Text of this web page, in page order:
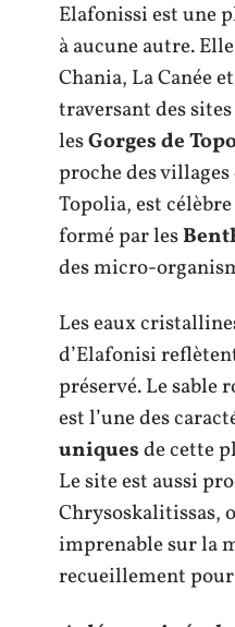
Elafonissi est une
à aucune autre.
Chania, La Canée
traversant des
lesGorges de
proche des
Topolia, est
formé par les
des micro-
Les eaux
d’Elafonisi
préservé. Le sable
est l’une des
uniquesde cette
Le site est aussi
Chrysoskalitissas,
imprenable sur la
recueillement